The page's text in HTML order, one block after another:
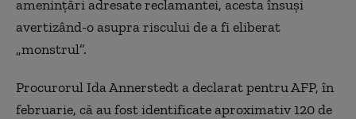
ameninţări adresate reclamantei, acesta însuşi
avertizând-o asupra riscului de a fi eliberat
„monstrul”.
Procurorul Ida Annerstedt a declarat pentru AFP, în
februarie, că au fost identificate aproximativ 120 de